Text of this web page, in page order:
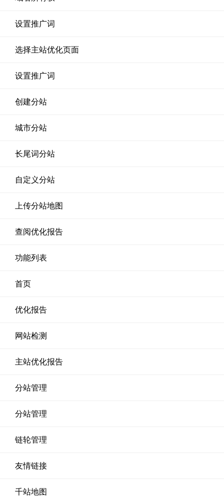
设置推广词
选择主站优化页面
设置推广词
创建分站
城市分站
长尾词分站
自定义分站
上传分站地图
查阅优化报告
功能列表
首页
优化报告
网站检测
主站优化报告
分站管理
分站管理
链轮管理
友情链接
千站地图